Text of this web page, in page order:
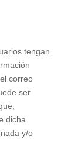
tengan
correo
ser
dicha
y/o